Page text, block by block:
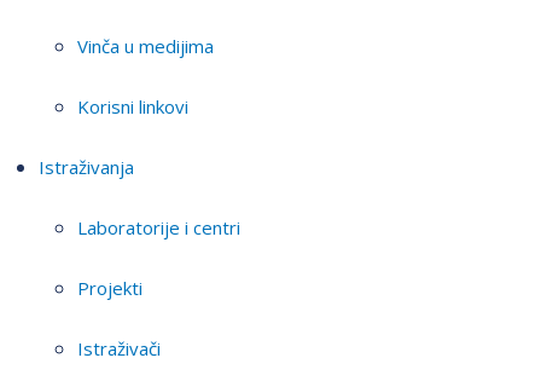
Vinča u medijima
Korisni linkovi
Istraživanja
Laboratorije i centri
Projekti
Istraživači